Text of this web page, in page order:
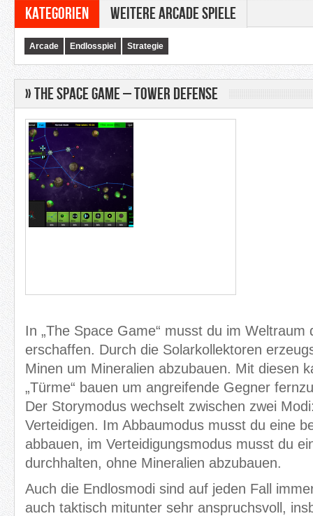
Kategorien Weitere Arcade Spiele
Arcade Endlosspiel Strategie
» The Space Game – Tower Defense
In „The Space Game“ musst du im Weltraum
erschaffen. Durch die Solarkollektoren
Minen um Mineralien abzubauen. Mit diesen
„Türme“ bauen um angreifende Gegner
Der Storymodus wechselt zwischen zwei
Verteidigen. Im Abbaumodus musst du eine
abbauen, im Verteidigungsmodus musst du
durchhalten, ohne Mineralien abzubauen.
Auch die Endlosmodi sind auf jeden Fall
auch taktisch mitunter sehr anspruchsvoll,